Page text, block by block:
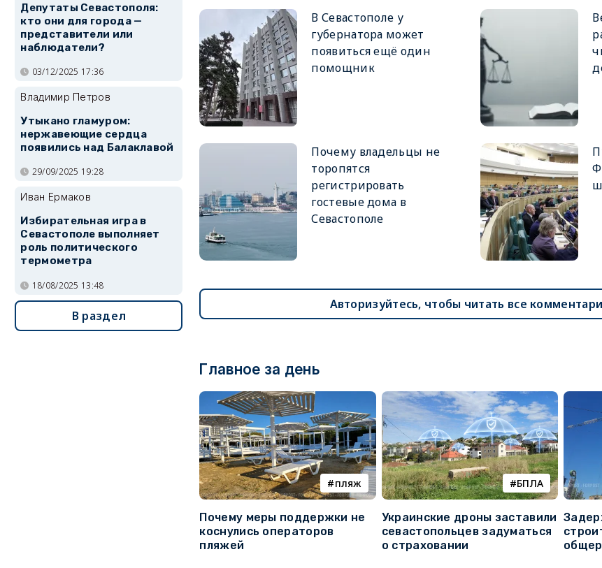
В Севастополе у
губернатора может
появиться ещё один
помощник
Почему владельцы не
торопятся
регистрировать
гостевые дома в
Севастополе
Авторизуйтесь, чтобы читать все
Главное за день
пляж
Почему меры поддержки не
коснулись операторов
пляжей
БПЛА
Украинские дроны заставили
севастопольцев задуматься
о страховании
Депутаты Севастополя:
кто они для города —
представители или
наблюдатели?
03/12/2025 17:36
Владимир Петров
Утыкано гламуром:
нержавеющие сердца
появились над Балаклавой
29/09/2025 19:28
Иван Ермаков
Избирательная игра в
Севастополе выполняет
роль политического
термометра
18/08/2025 13:48
В раздел